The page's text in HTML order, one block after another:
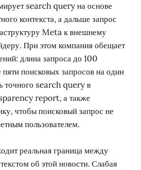
search query на основе
контекста, а дальше запрос
Meta к внешнему
При этом компания обещает
длина запроса до 100
поисковых запросов на один
точного search query в
report, а также
чтобы поисковый запрос не
пользователем.
реальная граница между
об этой новости. Слабая